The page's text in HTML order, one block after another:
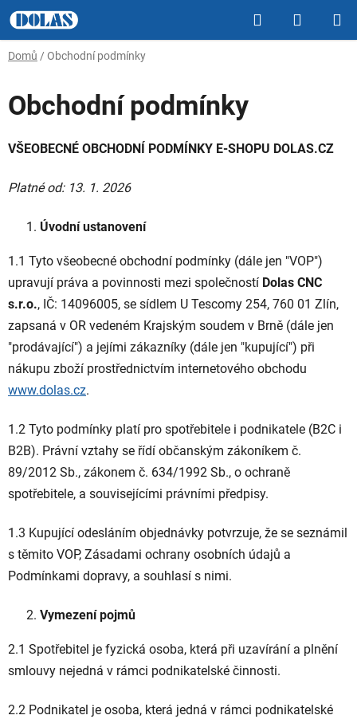
Přejít
na
obsah
Hledat
KOŠÍK
Domů / Obchodní podmínky
Obchodní podmínky
VŠEOBECNÉ OBCHODNÍ PODMÍNKY E-SHOPU DOLAS.CZ
Platné od: 13. 1. 2026
Úvodní ustanovení
1.1 Tyto všeobecné obchodní podmínky (dále jen "VOP")
upravují práva a povinnosti mezi společností Dolas CNC
s.r.o., IČ: 14096005, se sídlem U Tescomy 254, 760 01 Zlín,
zapsaná v OR vedeném Krajským soudem v Brně (dále jen
"prodávající") a jejími zákazníky (dále jen "kupující") při
nákupu zboží prostřednictvím internetového obchodu
www.dolas.cz.
1.2 Tyto podmínky platí pro spotřebitele i podnikatele (B2C i
B2B). Právní vztahy se řídí občanským zákoníkem č.
89/2012 Sb., zákonem č. 634/1992 Sb., o ochraně
spotřebitele, a souvisejícími právními předpisy.
1.3 Kupující odesláním objednávky potvrzuje, že se seznámil
s těmito VOP, Zásadami ochrany osobních údajů a
Podmínkami dopravy, a souhlasí s nimi.
Vymezení pojmů
2.1 Spotřebitel je fyzická osoba, která při uzavírání a plnění
smlouvy nejedná v rámci podnikatelské činnosti.
2.2 Podnikatel je osoba, která jedná v rámci podnikatelské